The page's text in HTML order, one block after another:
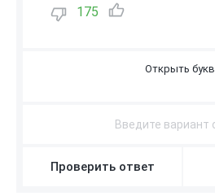
175
Проверить ответ